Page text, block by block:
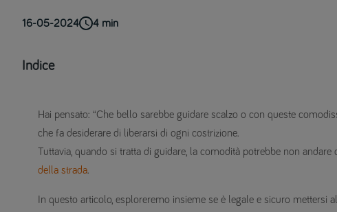
16-05-2024 4 min
Indice
Hai pensato: “Che bello sarebbe guidare scalzo o con queste
che fa desiderare di liberarsi di ogni costrizione.
Tuttavia, quando si tratta di guidare, la comodità potrebbe non
della strada.
In questo articolo, esploreremo insieme se è legale e sicuro mettersi